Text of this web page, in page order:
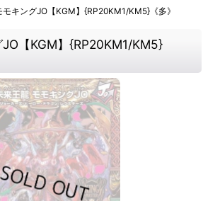
キングJO【KGM】{RP20KM1/KM5}《多》
【KGM】{RP20KM1/KM5}